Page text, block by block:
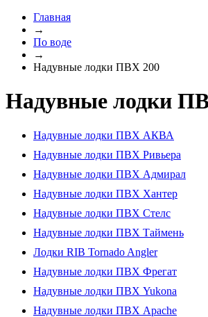
Главная
→
По воде
→
Надувные лодки ПВХ 200
Надувные лодки
Надувные лодки ПВХ АКВА
Надувные лодки ПВХ Ривьера
Надувные лодки ПВХ Адмирал
Надувные лодки ПВХ Хантер
Надувные лодки ПВХ Стелс
Надувные лодки ПВХ Таймень
Лодки RIB Tornado Angler
Надувные лодки ПВХ Фрегат
Надувные лодки ПВХ Yukona
Надувные лодки ПВХ Apache